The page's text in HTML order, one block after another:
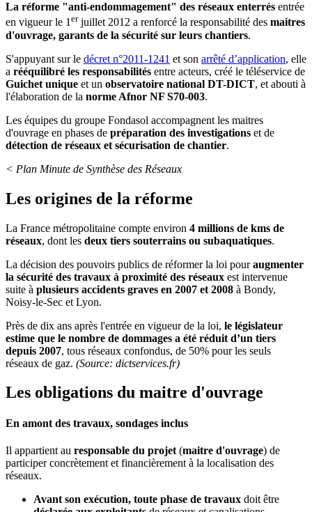
La réforme "anti-endommagement" des réseaux enterrés entrée
en vigueur le 1erjuillet 2012 a renforcé la responsabilité des maitres
d'ouvrage, garants de la sécurité sur leurs chantiers.
S'appuyant sur le décret n°2011-1241 et son arrêté d’application, elle
a rééquilibré les responsabilités entre acteurs, créé le téléservice de
Guichet unique et un observatoire national DT-DICT, et abouti à
l'élaboration de la norme Afnor NF S70-003.
Les équipes du groupe Fondasol accompagnent les maitres
d'ouvrage en phases de préparation des investigations et de
détection de réseaux et sécurisation de chantier.
< Plan Minute de Synthèse des Réseaux
Les origines de la réforme
La France métropolitaine compte environ 4 millions de kms de
réseaux, dont les deux tiers souterrains ou subaquatiques.
La décision des pouvoirs publics de réformer la loi pouraugmenter
la sécurité des travaux à proximité des réseaux est intervenue
suite à plusieurs accidents graves en 2007 et 2008 à Bondy,
Noisy-le-Sec et Lyon.
Près de dix ans après l'entrée en vigueur de la loi, le législateur
estime que le nombre de dommages a été réduit d’un tiers
depuis 2007, tous réseaux confondus, de 50% pour les seuls
réseaux de gaz. (Source: dictservices.fr)
Les obligations du maitre d'ouvrage
En amont des travaux, sondages inclus
Il appartient au responsable du projet (maitre d'ouvrage) de
participer concrètement et financièrement à la localisation des
réseaux.
Avant son exécution, toute phase de travaux doit être